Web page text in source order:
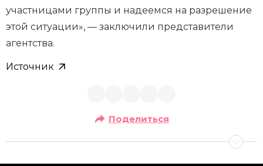
участницами группы и надеемся на разрешение
этой ситуации», — заключили представители
агентства.
Источник
Поделиться